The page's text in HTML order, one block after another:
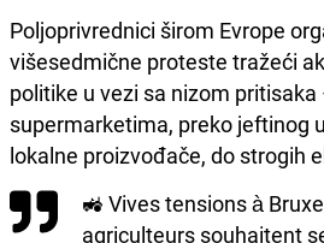
Poljoprivrednici širom Evrope
višesedmične proteste tražeći
politike u vezi sa nizom
supermarketima, preko jeftinog
lokalne proizvođače, do strogih
🚜 Vives tensions à
agriculteurs souhaitent